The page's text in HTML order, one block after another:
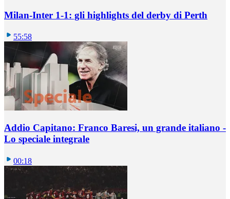
Milan-Inter 1-1: gli highlights del derby di Perth
55:58
Addio Capitano: Franco Baresi, un grande italiano -
Lo speciale integrale
00:18